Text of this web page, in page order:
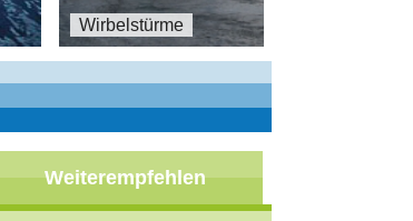
Wirbelstürme
Weiterempfehlen